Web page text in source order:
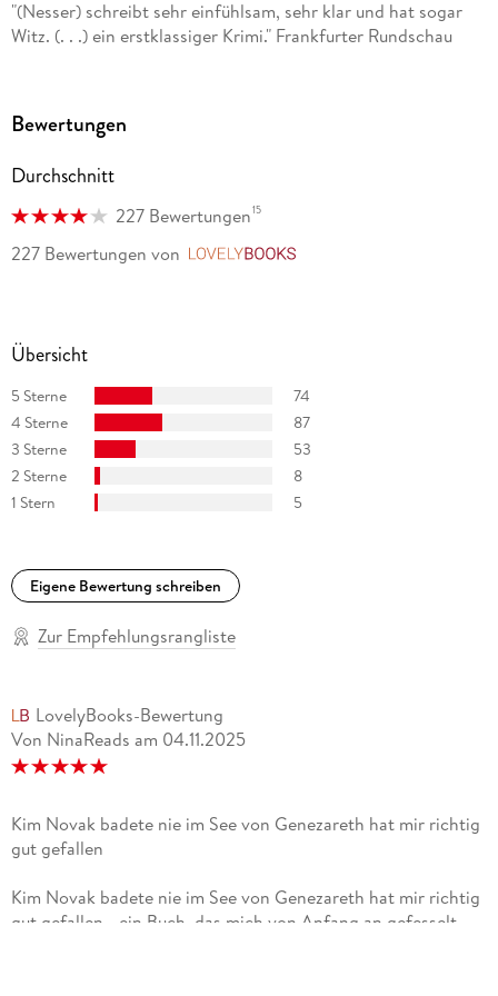
"(Nesser) schreibt sehr einfühlsam, sehr klar und hat sogar
Witz. (. . .) ein erstklassiger Krimi." Frankfurter Rundschau
und stimmungsvolle Beschreibung eines jugendlichen
Bewertungen
Durchschnitt
227 Bewertungen15
227 Bewertungen von
Übersicht
5 Sterne
74
4 Sterne
87
3 Sterne
53
2 Sterne
8
1 Stern
5
Eigene Bewertung schreiben
Zur Empfehlungsrangliste
LovelyBooks-Bewertung
Von NinaReads am 04.11.2025
Kim Novak badete nie im See von Genezareth hat mir richtig
gut gefallen
Kim Novak badete nie im See von Genezareth hat mir richtig
gut gefallen - ein Buch, das mich von Anfang an gefesselt